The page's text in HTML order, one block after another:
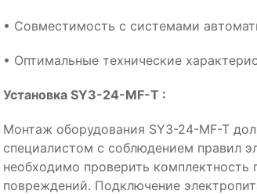
• Совместимость с системами
• Оптимальные технические
Установка SY3-24-MF-T :
Монтаж оборудования SY3-24-MF-T
специалистом с соблюдением правил
необходимо проверить комплектность
повреждений. Подключение